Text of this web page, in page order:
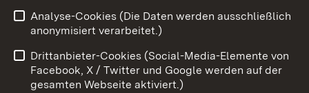
Impressum
Kontakt
Barrierefreiheit
Datenschutz
Cookies
Analyse-Cookies (Die Daten werden ausschließlich
anonymisiert verarbeitet.)
Drittanbieter-Cookies (Social-Media-Elemente von
Facebook, X / Twitter und Google werden auf der
gesamten Webseite aktiviert.)